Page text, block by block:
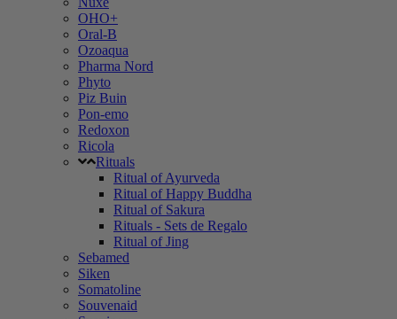
OHO+
Oral-B
Ozoaqua
Pharma Nord
Phyto
Piz Buin
Pon-emo
Redoxon
Ricola
Rituals
Ritual of Ayurveda
Ritual of Happy Buddha
Ritual of Sakura
Rituals - Sets de Regalo
Ritual of Jing
Sebamed
Siken
Somatoline
Souvenaid